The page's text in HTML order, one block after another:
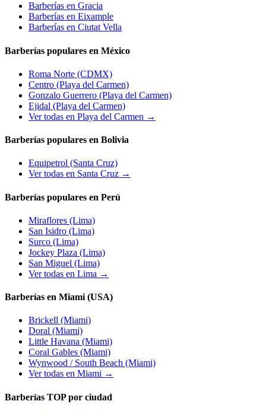
Barberías en Gracia
Barberías en Eixample
Barberías en Ciutat Vella
Barberías populares en México
Roma Norte (CDMX)
Centro (Playa del Carmen)
Gonzalo Guerrero (Playa del Carmen)
Ejidal (Playa del Carmen)
Ver todas en Playa del Carmen →
Barberías populares en Bolivia
Equipetrol (Santa Cruz)
Ver todas en Santa Cruz →
Barberías populares en Perú
Miraflores (Lima)
San Isidro (Lima)
Surco (Lima)
Jockey Plaza (Lima)
San Miguel (Lima)
Ver todas en Lima →
Barberías en Miami (USA)
Brickell (Miami)
Doral (Miami)
Little Havana (Miami)
Coral Gables (Miami)
Wynwood / South Beach (Miami)
Ver todas en Miami →
Barberías TOP por ciudad